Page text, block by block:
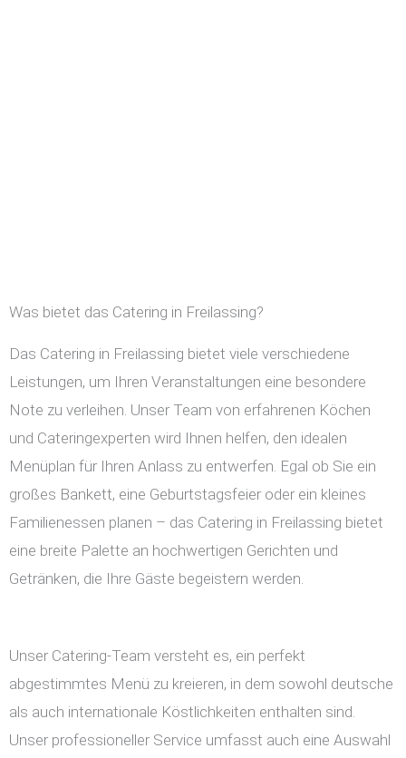
Was bietet das Catering in Freilassing?
Das Catering in Freilassing bietet viele verschiedene
Leistungen, um Ihren Veranstaltungen eine besondere
Note zu verleihen. Unser Team von erfahrenen Köchen
und Cateringexperten wird Ihnen helfen, den idealen
Menüplan für Ihren Anlass zu entwerfen. Egal ob Sie ein
großes Bankett, eine Geburtstagsfeier oder ein kleines
Familienessen planen – das Catering in Freilassing bietet
eine breite Palette an hochwertigen Gerichten und
Getränken, die Ihre Gäste begeistern werden.
Unser Catering-Team versteht es, ein perfekt
abgestimmtes Menü zu kreieren, in dem sowohl deutsche
als auch internationale Köstlichkeiten enthalten sind.
Unser professioneller Service umfasst auch eine Auswahl